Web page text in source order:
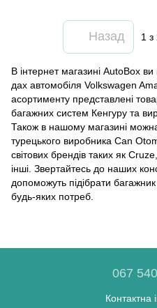
Назад 1 з
В інтернет магазині AutoBox
дах автомобіля Volkswagen
асортименту представлені
багажних систем Кенгуру та
Також в нашому магазині
турецького виробника Can
світових брендів таких як
інші. Звертайтесь до наших
допоможуть підібрати
будь-яких потреб.
067
Контактна